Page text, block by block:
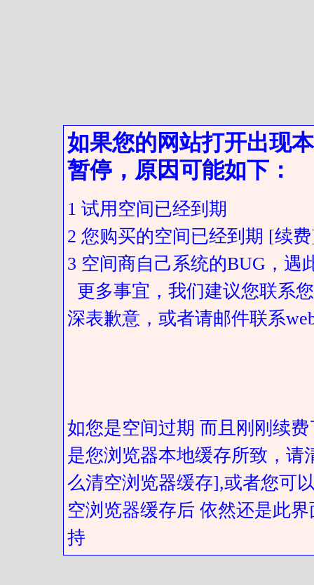
如果您的网站打开出现
暂停，原因可能如下：
1 试用空间已经到期
2 您购买的空间已经到期 [续
3 空间商自己系统的BUG，遇
更多事宜，我们建议您联系
深表歉意，或者请邮件联系
如您是空间过期 而且刚刚续
是您浏览器本地缓存所致，
么清空浏览器缓存],或者您可
空浏览器缓存后 依然还是此
持